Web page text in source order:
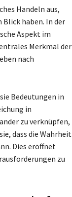
Handeln aus,
haben. In der
Aspekt im
Merkmal der
nach
Bedeutungen in
in
zu verknüpfen,
dass die Wahrheit
Dies eröffnet
zu